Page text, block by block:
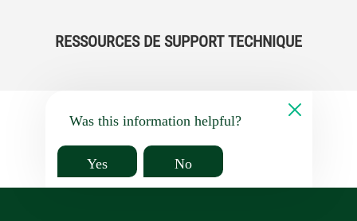
RESSOURCES DE SUPPORT TECHNIQUE
Was this information helpful?
Yes No